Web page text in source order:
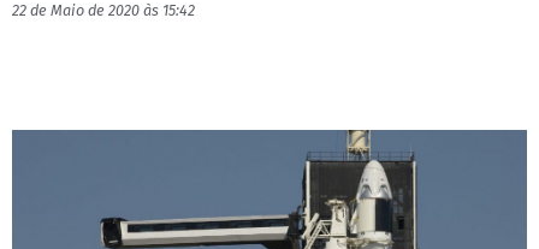
22 de Maio de 2020 às 15:42